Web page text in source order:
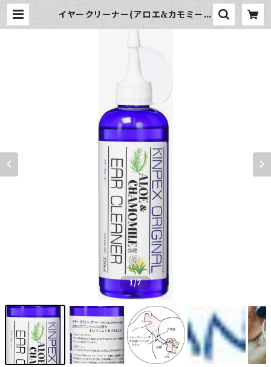
イヤークリーナー(アロエ&カモミール
1/7